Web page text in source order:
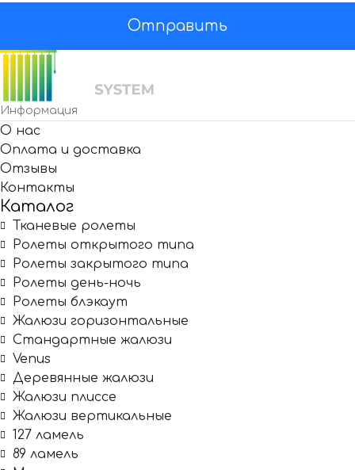
Отправить
Информация
О нас
Оплата и доставка
Отзывы
Контакты
Каталог
Тканевые ролеты
Ролеты открытого типа
Ролеты закрытого типа
Ролеты день-ночь
Ролеты блэкаут
Жалюзи горизонтальные
Стандартные жалюзи
Venus
Деревянные жалюзи
Жалюзи плиссе
Жалюзи вертикальные
127 ламель
89 ламель